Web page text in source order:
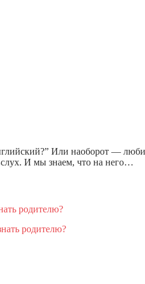
Или наоборот —
И мы знаем, что на него…
родителю?